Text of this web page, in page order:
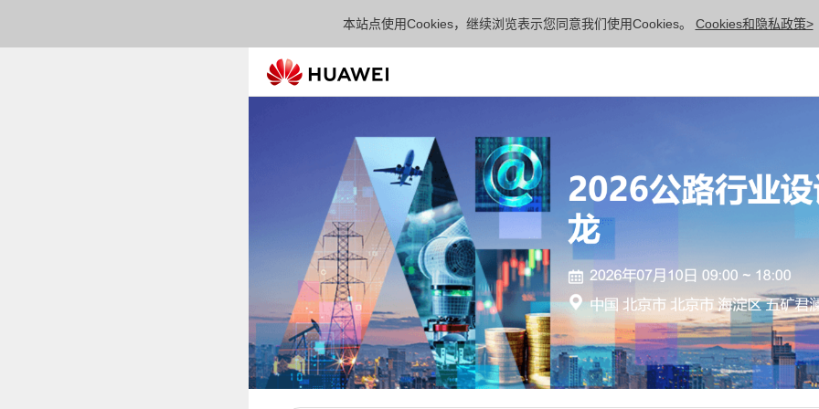
本站点使用Cookies，继续浏览表示您同意我们使用Cookies。 Cookies和隐私政策>